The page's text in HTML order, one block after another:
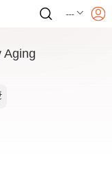
---
Aging